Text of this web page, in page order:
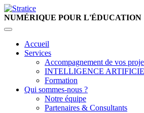
NUMÉRIQUE POUR L'ÉDUCATION
Accueil
Services
Accompagnement de vos
INTELLIGENCE
Formation
Qui sommes-nous ?
Notre équipe
Partenaires & Consultants